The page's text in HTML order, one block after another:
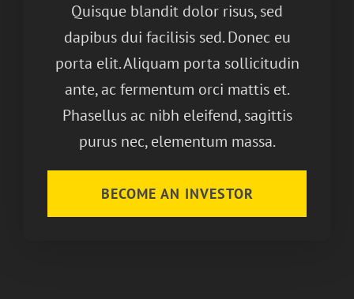
Quisque blandit dolor risus, sed
dapibus dui facilisis sed. Donec eu
porta elit. Aliquam porta sollicitudin
ante, ac fermentum orci mattis et.
Phasellus ac nibh eleifend, sagittis
purus nec, elementum massa.
BECOME AN INVESTOR